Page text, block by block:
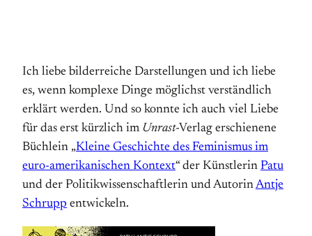
Ich liebe bilderreiche Darstellungen und ich liebe
es, wenn komplexe Dinge möglichst verständlich
erklärt werden. Und so konnte ich auch viel Liebe
für das erst kürzlich im Unrast-Verlag erschienene
Büchlein „Kleine Geschichte des Feminismus im
euro-amerikanischen Kontext“ der Künstlerin Patu
und der Politikwissenschaftlerin und AutorinAntje
Schrupp entwickeln.